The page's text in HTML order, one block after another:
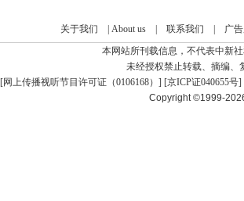
关于我们 About us| 联系我们
广
本网站所刊载信息，不代表中新
未经授权禁止转载、摘编、
[网上传播视听节目许可证（0106168） ] [京ICP证040655号]
Copyright ©1999-